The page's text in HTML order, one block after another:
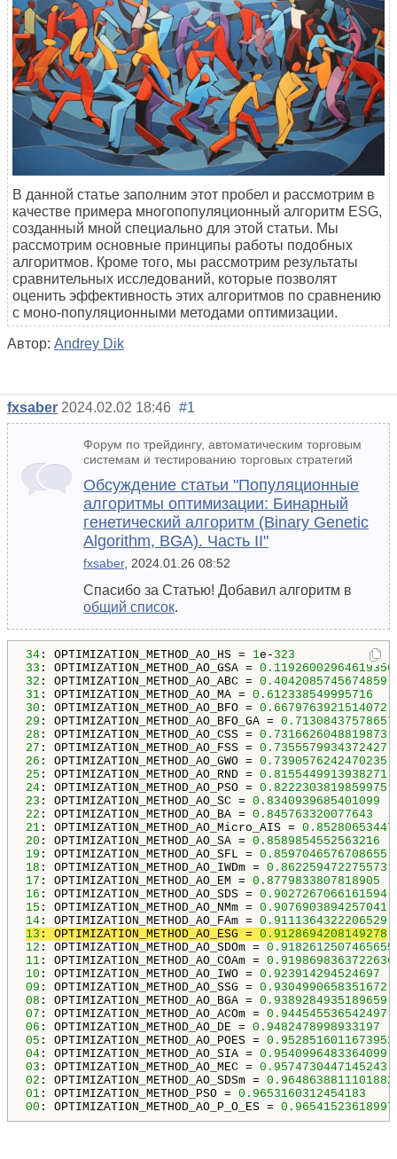
В данной статье заполним этот пробел и рассмотрим в
качестве примера многопопуляционный алгоритм ESG,
созданный мной специально для этой статьи. Мы
рассмотрим основные принципы работы подобных
алгоритмов. Кроме того, мы рассмотрим результаты
сравнительных исследований, которые позволят
оценить эффективность этих алгоритмов по сравнению
с моно-популяционными методами оптимизации.
Автор: Andrey Dik
fxsaber 2024.02.02 18:46 #1
Форум по трейдингу, автоматическим торговым
системам и тестированию торговых стратегий
Обсуждение статьи "Популяционные
алгоритмы оптимизации: Бинарный
генетический алгоритм (Binary Genetic
Algorithm, BGA). Часть II"
fxsaber, 2024.01.26 08:52
Спасибо за Статью! Добавил алгоритм в
общий список.
34 : OPTIMIZATION_METHOD_AO_HS = 1e- 323
33 : OPTIMIZATION_METHOD_AO_GSA = 0.11926002964619356
32 : OPTIMIZATION_METHOD_AO_ABC = 0.4042085745674859
31 : OPTIMIZATION_METHOD_AO_MA = 0.612338549995716
30 : OPTIMIZATION_METHOD_AO_BFO = 0.6679763921514072
29 : OPTIMIZATION_METHOD_AO_BFO_GA = 0.71308437578657
28 : OPTIMIZATION_METHOD_AO_CSS = 0.7316626048819873
27 : OPTIMIZATION_METHOD_AO_FSS = 0.7355579934372427
26 : OPTIMIZATION_METHOD_AO_GWO = 0.7390576242470235
25 : OPTIMIZATION_METHOD_AO_RND = 0.8155449913938271
24 : OPTIMIZATION_METHOD_AO_PSO = 0.8222303819859975
23 : OPTIMIZATION_METHOD_AO_SC = 0.8340939685401099
22 : OPTIMIZATION_METHOD_AO_BA = 0.845763320077643
21 : OPTIMIZATION_METHOD_AO_Micro_AIS =
20 : OPTIMIZATION_METHOD_AO_SA = 0.8589854552563216
19 : OPTIMIZATION_METHOD_AO_SFL = 0.8597046576708655
18 : OPTIMIZATION_METHOD_AO_IWDm = 0.862259472275573
17 : OPTIMIZATION_METHOD_AO_EM = 0.8779833807818905
16 : OPTIMIZATION_METHOD_AO_SDS = 0.9027267066161594
15 : OPTIMIZATION_METHOD_AO_NMm = 0.9076903894257041
14 : OPTIMIZATION_METHOD_AO_FAm = 0.9111364322206529
13 : OPTIMIZATION_METHOD_AO_ESG = 0.9128694208149278
12 : OPTIMIZATION_METHOD_AO_SDOm = 0.9182612507465655
11 : OPTIMIZATION_METHOD_AO_COAm = 0.9198698363722636
10 : OPTIMIZATION_METHOD_AO_IWO = 0.923914294524697
09 : OPTIMIZATION_METHOD_AO_SSG = 0.9304990658351672
08 : OPTIMIZATION_METHOD_AO_BGA = 0.9389284935189659
07 : OPTIMIZATION_METHOD_AO_ACOm = 0.944545536542497
06 : OPTIMIZATION_METHOD_AO_DE = 0.9482478998933197
05 : OPTIMIZATION_METHOD_AO_POES = 0.9528516011673952
04 : OPTIMIZATION_METHOD_AO_SIA = 0.9540996483364099
03 : OPTIMIZATION_METHOD_AO_MEC = 0.9574730447145243
02 : OPTIMIZATION_METHOD_AO_SDSm = 0.9648638811101882
01 : OPTIMIZATION_METHOD_PSO = 0.9653160312454183
00 : OPTIMIZATION_METHOD_AO_P_O_ES =